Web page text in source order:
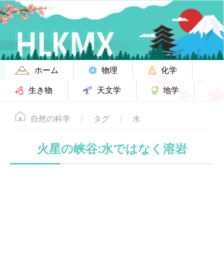
ホーム 物理
化学
生き物
天文学 地学
自然の科学 タグ 水
火星の峡谷:水ではなく溶岩